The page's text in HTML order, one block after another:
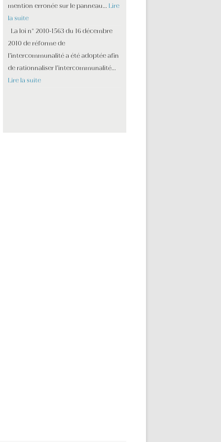
mention erronée sur le panneau… Lire
la suite
La loi n° 2010-1563 du 16 décembre
2010 de réforme de
l’intercommunalité a été adoptée afin
de rationnaliser l’intercommunalité…
Lire la suite